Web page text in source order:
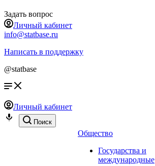
Задать вопрос
Личный кабинет
info@statbase.ru
Написать в поддержку
@statbase
Личный кабинет
Поиск
Общество
Государства и
международные